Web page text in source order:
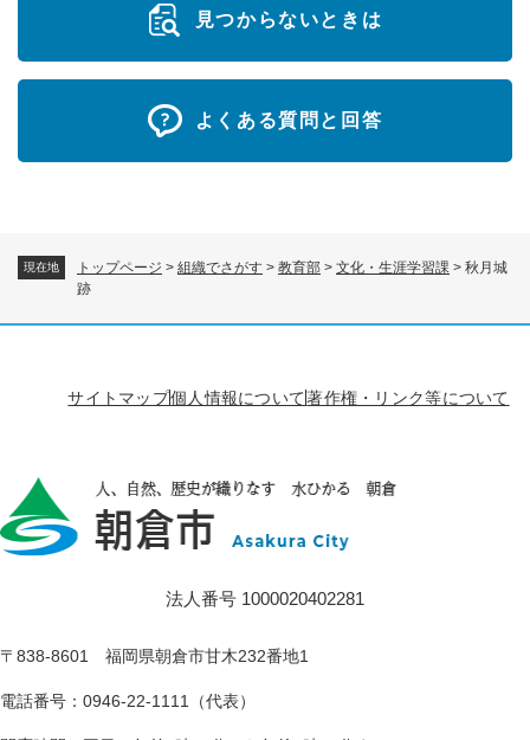
現在地 トップページ > 組織でさがす > 教育部 > 文化・生涯学習課 > 秋月城
跡
見つからないときは
よくある質問と回答
サイトマップ個人情報について著作権・リンク等について
法人番号 1000020402281
〒838-8601 福岡県朝倉市甘木232番地1
電話番号：0946-22-1111（代表）